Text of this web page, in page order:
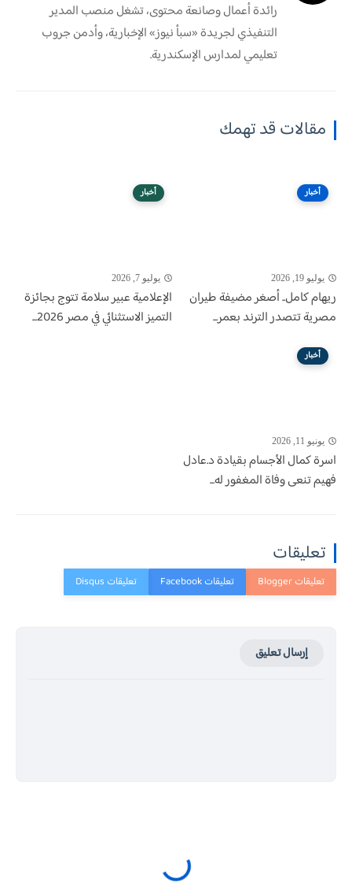
رائدة أعمال وصانعة محتوى، تشغل منصب المدير
التنفيذي لجريدة «سبأ نيوز» الإخبارية، وأدمن جروب
تعليمي لمدارس الإسكندرية.
مقالات قد تهمك
أخبار
يوليو 19, 2026
ريهام كامل.. أصغر مضيفة طيران
مصرية تتصدر الترند بعمر...
أخبار
يوليو 7, 2026
الإعلامية عبير سلامة تتوج بجائزة
التميز الاستثنائي في مصر 2026...
أخبار
يونيو 11, 2026
اسرة كمال الأجسام بقيادة د.عادل
فهيم تنعى وفاة المغفور له...
تعليقات
إرسال تعليق